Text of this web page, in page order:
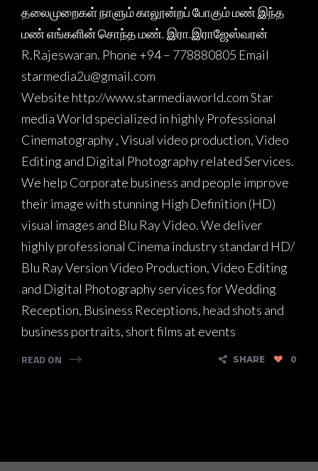
தலைமுறைகள் நாளும் காலூன்றப் போகும் மண் இந்த
மண் எங்களின் சொந்த மண். இரா.இராஜேஸ்வரன்
R.Rajeswaran. Phone +94 – 778880805 Email
starmedia2u@gmail.com
Website http://www.starmediaworld.com Star
media World specialized in highly Professional
Cinematography , Visual video production, Video
Editing and Digital Photography related Services.
We help Corporate business and people improve
their image with stunning High Definition (HD)
visual images and Blu Ray Video. We deliver
highly professional Cinema industry standard HD/
Blu Ray Version Video Production, Video Editing
and Digital Photography services for Wedding
Reception, Business Receptions, head shots and
business portraits, short films at events
READ ON SHARE 0